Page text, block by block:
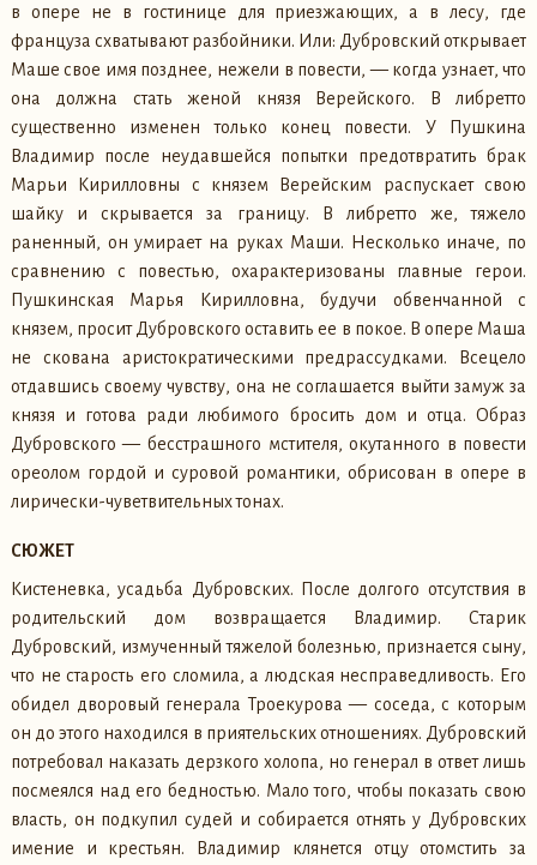
в опере не в гостинице для приезжающих, а в лесу, где
француза схватывают разбойники. Или: Дубровский открывает
Маше свое имя позднее, нежели в повести, — когда узнает, что
она должна стать женой князя Верейского. В либретто
существенно изменен только конец повести. У Пушкина
Владимир после неудавшейся попытки предотвратить брак
Марьи Кирилловны с князем Верейским распускает свою
шайку и скрывается за границу. В либретто же, тяжело
раненный, он умирает на руках Маши. Несколько иначе, по
сравнению с повестью, охарактеризованы главные герои.
Пушкинская Марья Кирилловна, будучи обвенчанной с
князем, просит Дубровского оставить ее в покое. В опере Маша
не скована аристократическими предрассудками. Всецело
отдавшись своему чувству, она не соглашается выйти замуж за
князя и готова ради любимого бросить дом и отца. Образ
Дубровского — бесстрашного мстителя, окутанного в повести
ореолом гордой и суровой романтики, обрисован в опере в
лирически-чуветвительных тонах.
СЮЖЕТ
Кистеневка, усадьба Дубровских. После долгого отсутствия в
родительский дом возвращается Владимир. Старик
Дубровский, измученный тяжелой болезнью, признается сыну,
что не старость его сломила, а людская несправедливость. Его
обидел дворовый генерала Троекурова — соседа, с которым
он до этого находился в приятельских отношениях. Дубровский
потребовал наказать дерзкого холопа, но генерал в ответ лишь
посмеялся над его бедностью. Мало того, чтобы показать свою
власть, он подкупил судей и собирается отнять у Дубровских
имение и крестьян. Владимир клянется отцу отомстить за